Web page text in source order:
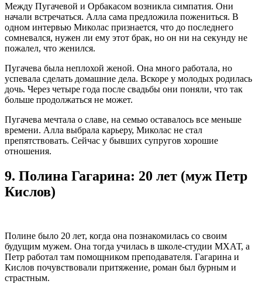
Между Пугачевой и Орбакасом возникла симпатия. Они
начали встречаться. Алла сама предложила пожениться. В
одном интервью Миколас признается, что до последнего
сомневался, нужен ли ему этот брак, но он ни на секунду не
пожалел, что женился.
Пугачева была неплохой женой. Она много работала, но
успевала сделать домашние дела. Вскоре у молодых родилась
дочь. Через четыре года после свадьбы они поняли, что так
больше продолжаться не может.
Пугачева мечтала о славе, на семью оставалось все меньше
времени. Алла выбрала карьеру, Миколас не стал
препятствовать. Сейчас у бывших супругов хорошие
отношения.
9. Полина Гагарина: 20 лет (муж Петр
Кислов)
Полине было 20 лет, когда она познакомилась со своим
будущим мужем. Она тогда училась в школе-студии МХАТ, а
Петр работал там помощником преподавателя. Гагарина и
Кислов почувствовали притяжение, роман был бурным и
страстным.